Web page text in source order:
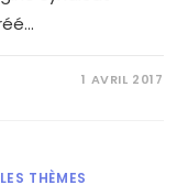
1 AVRIL 2017
THÈMES